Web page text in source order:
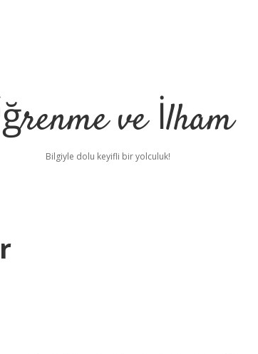
ve İlham
Bilgiyle dolu keyifli bir yolculuk!